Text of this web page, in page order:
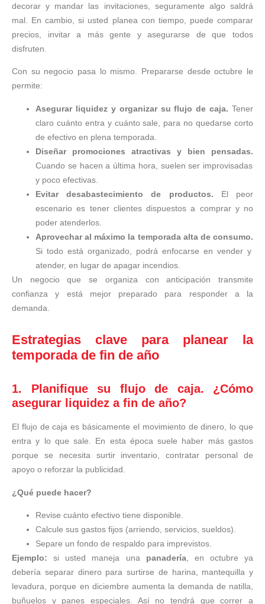
decorar y mandar las invitaciones, seguramente algo saldrá
mal. En cambio, si usted planea con tiempo, puede comparar
precios, invitar a más gente y asegurarse de que todos
disfruten.
Con su negocio pasa lo mismo. Prepararse desde octubre le
permite:
Asegurar liquidez y organizar su flujo de caja. Tener
claro cuánto entra y cuánto sale, para no quedarse corto
de efectivo en plena temporada.
Diseñar promociones atractivas y bien pensadas.
Cuando se hacen a última hora, suelen ser improvisadas
y poco efectivas.
Evitar desabastecimiento de productos. El peor
escenario es tener clientes dispuestos a comprar y no
poder atenderlos.
Aprovechar al máximo la temporada alta de consumo.
Si todo está organizado, podrá enfocarse en vender y
atender, en lugar de apagar incendios.
Un negocio que se organiza con anticipación transmite
confianza y está mejor preparado para responder a la
demanda.
Estrategias clave para planear la
temporada de fin de año
1. Planifique su flujo de caja. ¿Cómo
asegurar liquidez a fin de año?
El flujo de caja es básicamente el movimiento de dinero, lo que
entra y lo que sale. En esta época suele haber más gastos
porque se necesita surtir inventario, contratar personal de
apoyo o reforzar la publicidad.
¿Qué puede hacer?
Revise cuánto efectivo tiene disponible.
Calcule sus gastos fijos (arriendo, servicios, sueldos).
Separe un fondo de respaldo para imprevistos.
Ejemplo: si usted maneja una panadería, en octubre ya
debería separar dinero para surtirse de harina, mantequilla y
levadura, porque en diciembre aumenta la demanda de natilla,
buñuelos y panes especiales. Así no tendrá que correr a